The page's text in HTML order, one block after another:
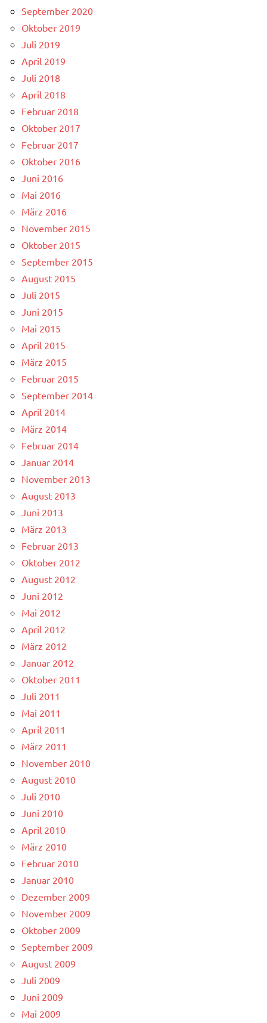
September 2020
Oktober 2019
Juli 2019
April 2019
Juli 2018
April 2018
Februar 2018
Oktober 2017
Februar 2017
Oktober 2016
Juni 2016
Mai 2016
März 2016
November 2015
Oktober 2015
September 2015
August 2015
Juli 2015
Juni 2015
Mai 2015
April 2015
März 2015
Februar 2015
September 2014
April 2014
März 2014
Februar 2014
Januar 2014
November 2013
August 2013
Juni 2013
März 2013
Februar 2013
Oktober 2012
August 2012
Juni 2012
Mai 2012
April 2012
März 2012
Januar 2012
Oktober 2011
Juli 2011
Mai 2011
April 2011
März 2011
November 2010
August 2010
Juli 2010
Juni 2010
April 2010
März 2010
Februar 2010
Januar 2010
Dezember 2009
November 2009
Oktober 2009
September 2009
August 2009
Juli 2009
Juni 2009
Mai 2009